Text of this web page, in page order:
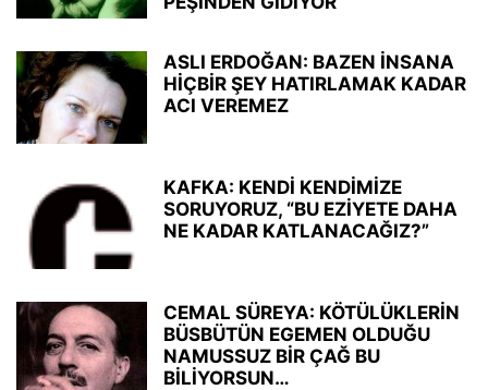
ASLI ERDOĞAN: BAZEN İNSANA
HİÇBİR ŞEY HATIRLAMAK KADAR
ACI VEREMEZ
KAFKA: KENDİ KENDİMİZE
SORUYORUZ, “BU EZİYETE DAHA
NE KADAR KATLANACAĞIZ?”
CEMAL SÜREYA: KÖTÜLÜKLERİN
BÜSBÜTÜN EGEMEN OLDUĞU
NAMUSSUZ BİR ÇAĞ BU
BİLİYORSUN…